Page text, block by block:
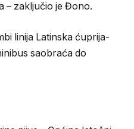
– zaključio je Đono.
linija Latinska ćuprija-
saobraća do